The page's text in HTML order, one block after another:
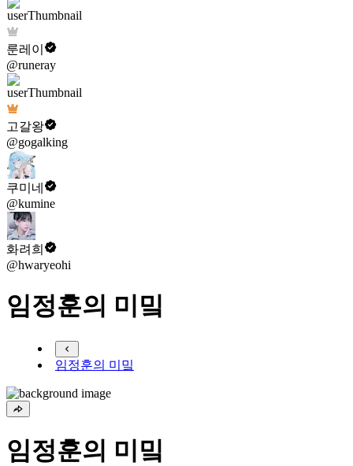
룬레이
@runeray
고갈왕
@gogalking
쿠미네
@kumine
화려희
@hwaryeohi
임정훈의 미밐
임정훈의 미밐
임정훈의 미밐